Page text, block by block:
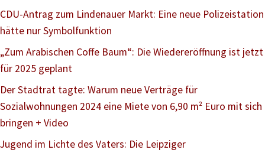
CDU-Antrag zum Lindenauer Markt: Eine neue Polizeistation
hätte nur Symbolfunktion
„Zum Arabischen Coffe Baum“: Die Wiedereröffnung ist jetzt
für 2025 geplant
Der Stadtrat tagte: Warum neue Verträge für
Sozialwohnungen 2024 eine Miete von 6,90 m² Euro mit sich
bringen + Video
Jugend im Lichte des Vaters: Die Leipziger